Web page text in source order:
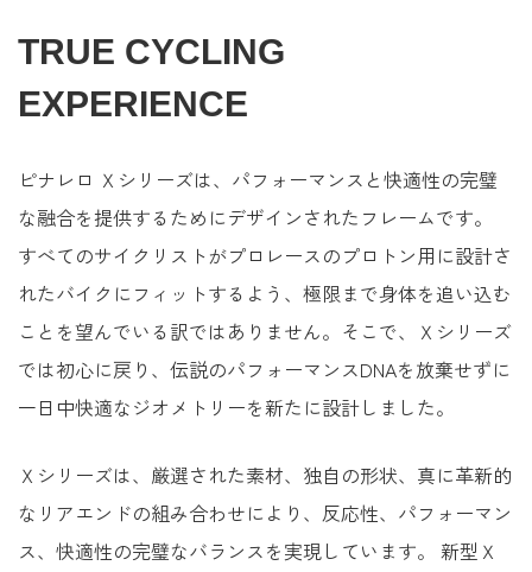
TRUE CYCLING
EXPERIENCE
ピナレロ Ｘシリーズは、パフォーマンスと快適性の完璧
な融合を提供するためにデザインされたフレームです。
すべてのサイクリストがプロレースのプロトン用に設計さ
れたバイクにフィットするよう、極限まで身体を追い込む
ことを望んでいる訳ではありません。そこで、Ｘシリーズ
では初心に戻り、伝説のパフォーマンスDNAを放棄せずに
一日中快適なジオメトリーを新たに設計しました。
Ｘシリーズは、厳選された素材、独自の形状、真に革新的
なリアエンドの組み合わせにより、反応性、パフォーマン
ス、快適性の完璧なバランスを実現しています。 新型Ｘ